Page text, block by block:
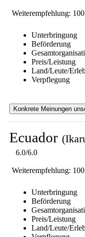
Weiterempfehlung:
Unterbringung
Beförderung
Preis/Leistung
Land/Leute/
Verpflegung
Konkrete Meinungen
Ecuador
6.0/6.0
Weiterempfehlung:
Unterbringung
Beförderung
Preis/Leistung
Land/Leute/